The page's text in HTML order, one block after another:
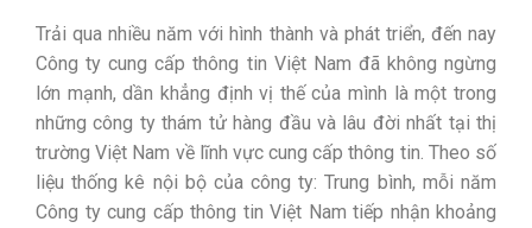
Trải qua nhiều năm với hình thành và phát triển, đến nay
Công ty cung cấp thông tin Việt Nam đã không ngừng
lớn mạnh, dần khẳng định vị thế của mình là một trong
những công ty thám tử hàng đầu và lâu đời nhất tại thị
trường Việt Nam về lĩnh vực cung cấp thông tin. Theo số
liệu thống kê nội bộ của công ty: Trung bình, mỗi năm
Công ty cung cấp thông tin Việt Nam tiếp nhận khoảng